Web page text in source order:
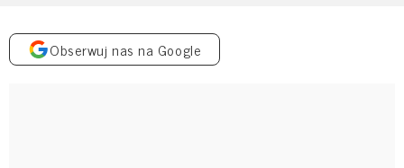
Obserwuj nas na Google